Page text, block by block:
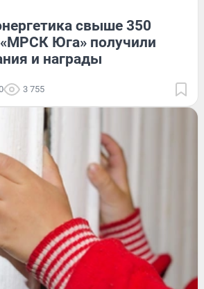
свыше 350
Юга» получили
и награды
3 755